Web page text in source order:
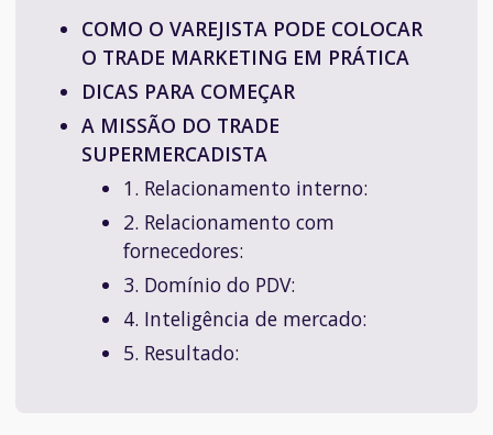
COMO O VAREJISTA PODE COLOCAR
O TRADE MARKETING EM PRÁTICA
DICAS PARA COMEÇAR
A MISSÃO DO TRADE
SUPERMERCADISTA
1. Relacionamento interno:
2. Relacionamento com
fornecedores:
3. Domínio do PDV:
4. Inteligência de mercado:
5. Resultado: